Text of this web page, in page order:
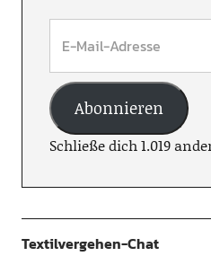
Abonnieren
Schließe dich 1.019
Textilvergehen-Chat